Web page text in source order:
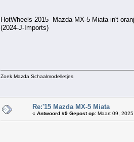
HotWheels 2015 Mazda MX-5 Miata in't
(2024-J-Imports)
Zoek Mazda Schaalmodelletjes
Re:'15 Mazda MX-5 Miata
« Antwoord #9 Gepost op: Maart 09,